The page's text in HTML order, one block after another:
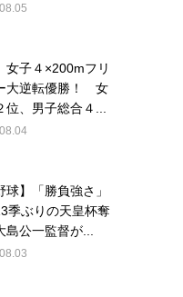
女子４×200mフリ
大逆転優勝！ 女
位、男子総合４...
球】「勝負強さ」
季ぶりの天皇杯奪
公一監督が...